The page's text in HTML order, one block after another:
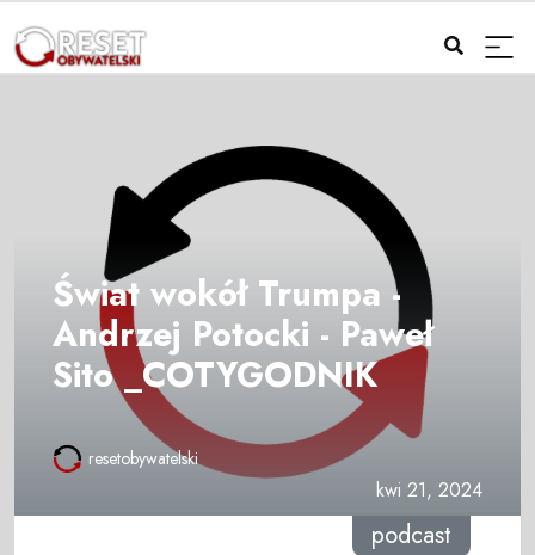
Świat wokół Trumpa -
Andrzej Potocki - Paweł
Sito _COTYGODNIK
resetobywatelski
kwi 21, 2024
podcast